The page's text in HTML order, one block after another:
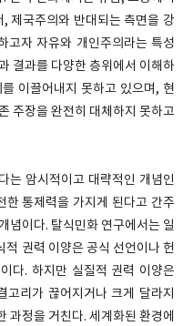
제국주의와 반대되는 측면을 강
고자 자유와 개인주의라는 특성
결과를 다양한 층위에서 이해하
이끌어내지 못하고 있으며, 현
주장을 완전히 대체하지 못하고
는 암시적이고 대략적인 개념인
한 통제력을 가지게 된다고 간주
념이다. 탈식민화 연구에서는 일
권력 이양은 공식 선언이나 헌
다. 하지만 실질적 권력 이양은
리가 끊어지거나 크게 달라지
과정을 거친다. 세계화된 환경에